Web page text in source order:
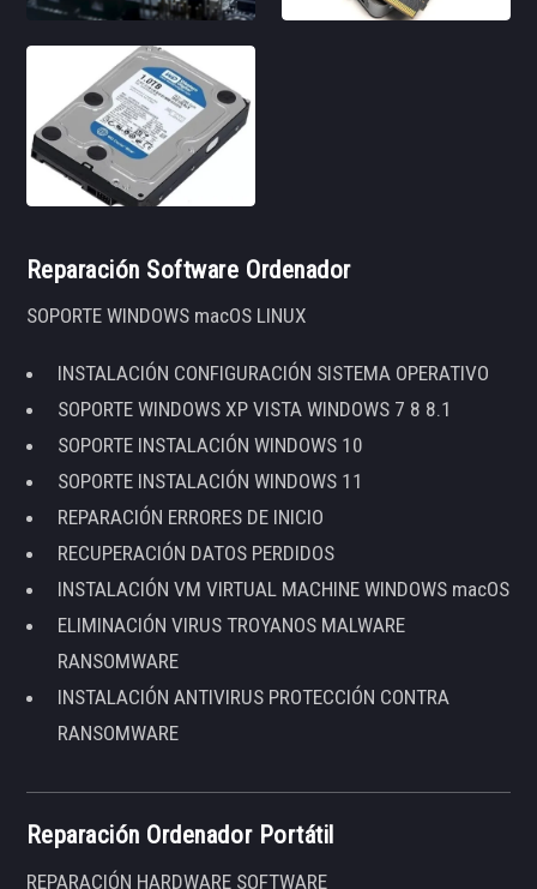
Reparación Software Ordenador
SOPORTE WINDOWS macOS LINUX
INSTALACIÓN CONFIGURACIÓN SISTEMA OPERATIVO
SOPORTE WINDOWS XP VISTA WINDOWS 7 8 8.1
SOPORTE INSTALACIÓN WINDOWS 10
SOPORTE INSTALACIÓN WINDOWS 11
REPARACIÓN ERRORES DE INICIO
RECUPERACIÓN DATOS PERDIDOS
INSTALACIÓN VM VIRTUAL MACHINE WINDOWS macOS
ELIMINACIÓN VIRUS TROYANOS MALWARE
RANSOMWARE
INSTALACIÓN ANTIVIRUS PROTECCIÓN CONTRA
RANSOMWARE
Reparación Ordenador Portátil
REPARACIÓN HARDWARE SOFTWARE